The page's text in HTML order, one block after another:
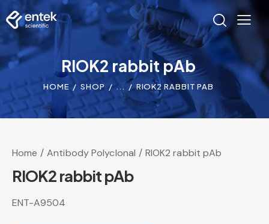
RIOK2 rabbit pAb
HOME SHOP ... RIOK2 RABBIT PAB
Home Antibody Polyclonal RIOK2 rabbit pAb
RIOK2 rabbit pAb
ENT-A9504